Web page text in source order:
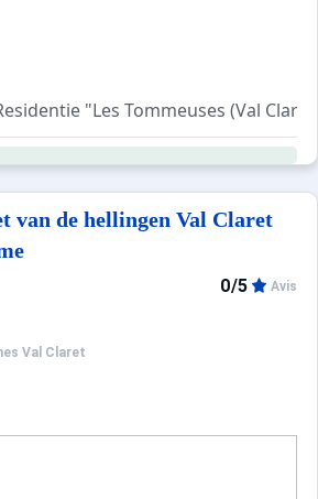
"Les Tommeuses (Val
van de hellingen Val Claret
Val Claret
0/5 Avis